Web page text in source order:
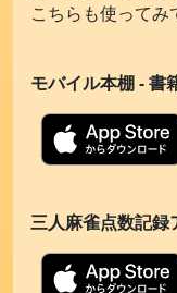
こちらも使ってみ
モバイル本棚 - 書
三人麻雀点数記録